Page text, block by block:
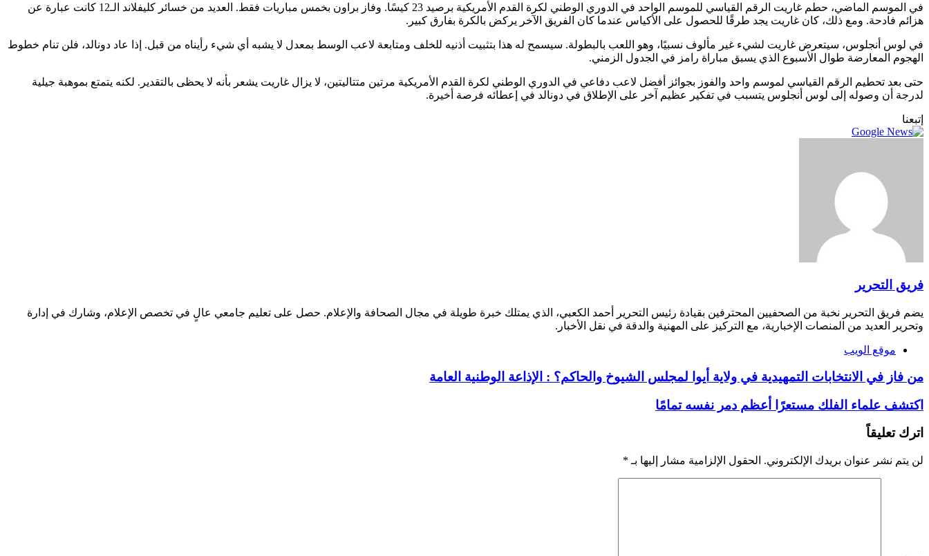
في الموسم الماضي، حطم غاريت الرقم القياسي للموسم الواحد في الدوري الوطني لكرة القدم الأمريكية برصيد 23 كيسًا. وفاز براون بخمس مباريات فقط. العديد من خسائر كليفلاند الـ12 كانت عبارة عن
هزائم فادحة. ومع ذلك، كان غاريت يجد طرقًا للحصول على الأكياس عندما كان الفريق الآخر يركض بالكرة بفارق كبير.
في لوس أنجلوس، سيتعرض غاريت لشيء غير مألوف نسبيًا، وهو اللعب بالبطولة. سيسمح له هذا بتثبيت أذنيه للخلف ومتابعة لاعب الوسط بمعدل لا يشبه أي شيء رأيناه من قبل. إذا عاد دونالد، فلن تنام خطوط
الهجوم المعارضة طوال الأسبوع الذي يسبق مباراة رامز في الجدول الزمني.
حتى بعد تحطيم الرقم القياسي لموسم واحد والفوز بجوائز أفضل لاعب دفاعي في الدوري الوطني لكرة القدم الأمريكية مرتين متتاليتين، لا يزال غاريت يشعر بأنه لا يحظى بالتقدير. لكنه يتمتع بموهبة جيلية
لدرجة أن وصوله إلى لوس أنجلوس يتسبب في تفكير عظيم آخر على الإطلاق في دونالد في إعطائه فرصة أخيرة.
إتبعنا
فريق التحرير
يضم فريق التحرير نخبة من الصحفيين المحترفين بقيادة رئيس التحرير أحمد الكعبي، الذي يمتلك خبرة طويلة في مجال الصحافة والإعلام. حصل على تعليم جامعي عالٍ في تخصص الإعلام، وشارك في إدارة
وتحرير العديد من المنصات الإخبارية، مع التركيز على المهنية والدقة في نقل الأخبار.
موقع الويب
من فاز في الانتخابات التمهيدية في ولاية أيوا لمجلس الشيوخ والحاكم؟ : الإذاعة الوطنية العامة
اكتشف علماء الفلك مستعرًا أعظم دمر نفسه تمامًا
اترك تعليقاً
لن يتم نشر عنوان بريدك الإلكتروني. الحقول الإلزامية مشار إليها بـ *